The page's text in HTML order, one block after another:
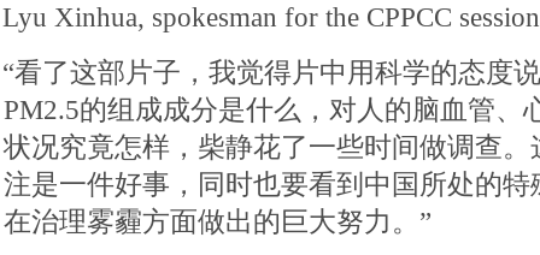
Lyu Xinhua, spokesman for the CPPCC session
“看了这部片子，我觉得片中用科学的态度
PM2.5的组成成分是什么，对人的脑血管、
状况究竟怎样，柴静花了一些时间做调查
注是一件好事，同时也要看到中国所处的
在治理雾霾方面做出的巨大努力。”